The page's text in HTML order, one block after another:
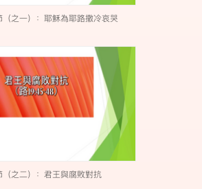
之一）：耶穌為耶路撒冷哀哭
之二）：君王與腐敗對抗